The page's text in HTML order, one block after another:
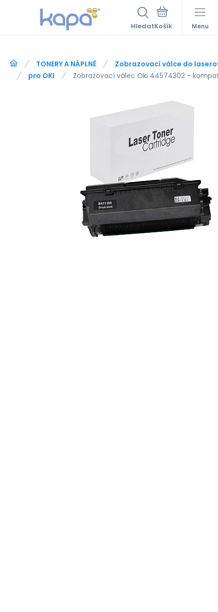
Hledat Menu
TONERY A NÁPLNĚ
Zobrazovací válce do
pro OKI
Zobrazovací válec Oki 44574302 -